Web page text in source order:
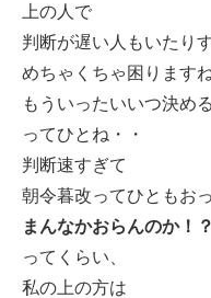
上の人で
判断が遅い人もいたり
めちゃくちゃ困ります
もういったいいつ決め
ってひとね・・
判断速すぎて
朝令暮改ってひともお
まんなかおらんのか！？
ってくらい、
私の上の方は